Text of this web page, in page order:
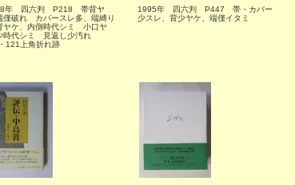
年 四六判 P218 帯背ヤ
僅破れ カバースレ多、端縛り
ヤケ、内側時代シミ 小口ヤ
時代シミ 見返し少汚れ
121上角折れ跡
1995年 四六判 P447 帯・カバー
少スレ、背少ヤケ、端僅イタミ